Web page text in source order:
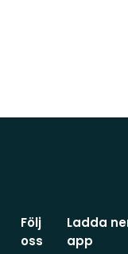
Följ
oss
Ladda
app